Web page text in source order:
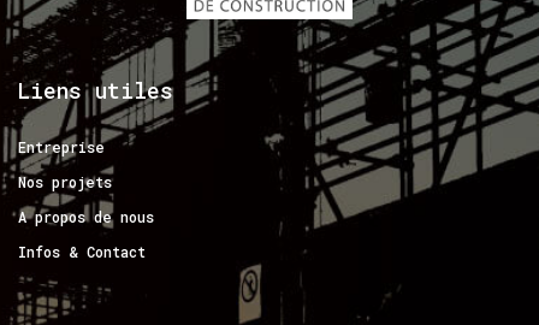
Liens utiles
Entreprise
Nos projets
A propos de nous
Infos & Contact